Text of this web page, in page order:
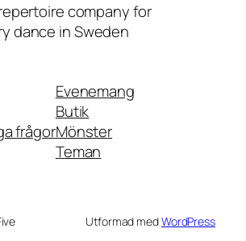
company for
dance in Sweden
frågor
Evenemang
Butik
Mönster
Teman
Utformad medWordPress